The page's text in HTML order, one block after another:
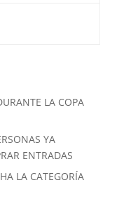
LA COPA
YA
ENTRADAS
LA CATEGORÍA